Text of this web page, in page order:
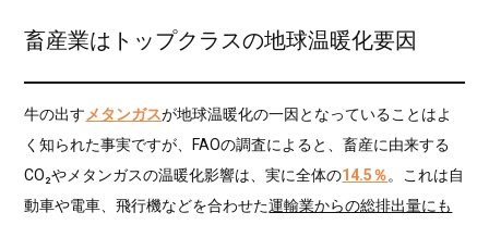
畜産業はトップクラスの地球温暖化要因
牛の出す メタンガスが地球温暖化の一因となっていることはよ
く知られた事実ですが、FAOの調査によると、畜産に由来する
CO₂やメタンガスの温暖化影響は、実に全体の14.5％。これは自
動車や電車、飛行機などを合わせた運輸業からの総排出量にも